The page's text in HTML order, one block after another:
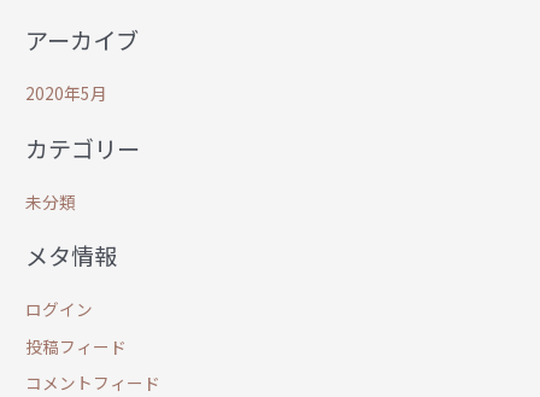
アーカイブ
2020年5月
カテゴリー
未分類
メタ情報
ログイン
投稿フィード
コメントフィード